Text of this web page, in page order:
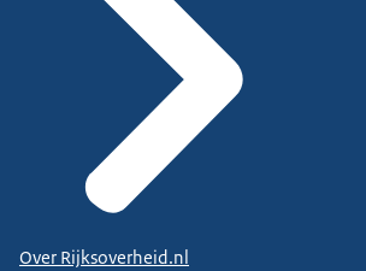
Over Rijksoverheid.nl